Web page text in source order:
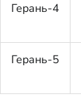
Герань-4
Герань-5